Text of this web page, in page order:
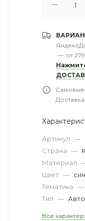
— от
Артикул —
Страна —
Материал
Цвет —
Тематика —
Тип —
Все